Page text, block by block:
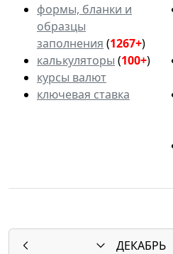
формы, бланки и
образцы
заполнения (1267+)
калькуляторы (100+)
курсы валют
ключевая ставка
ДЕКАБРЬ